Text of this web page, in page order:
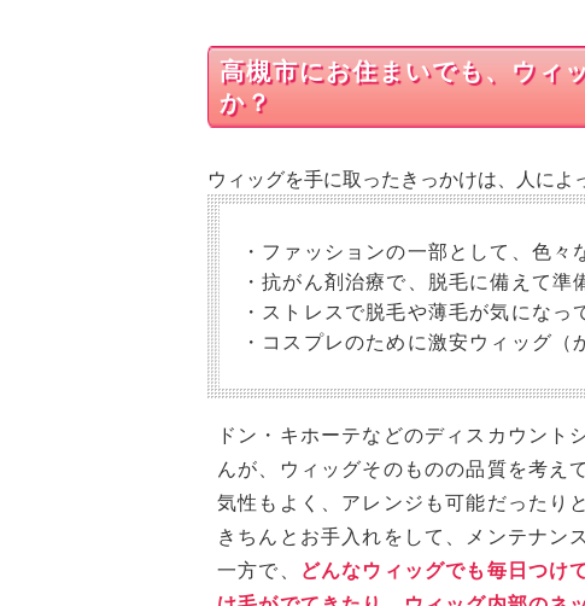
高槻市にお住まいでも、ウィ
か？
ウィッグを手に取ったきっかけは、人によ
・ファッションの一部として、色々
・抗がん剤治療で、脱毛に備えて準
・ストレスで脱毛や薄毛が気になっ
・コスプレのために激安ウィッグ（
ドン・キホーテなどのディスカウント
んが、ウィッグそのものの品質を考え
気性もよく、アレンジも可能だったり
きちんとお手入れをして、メンテナン
一方で、
どんなウィッグでも毎日つけ